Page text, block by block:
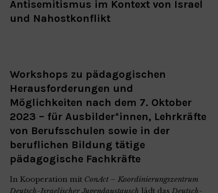
Antisemitismus im Kontext von Israel
und Nahostkonflikt
Workshops zu pädagogischen
Herausforderungen und
Möglichkeiten nach dem 7. Oktober
2023 – für Ausbilder*innen, Lehrkräfte
von Berufsschulen sowie in der
beruflichen Bildung tätige
pädagogische Fachkräfte
In Kooperation mit ConAct – Koordinierungszentrum
Deutsch-Israelischer Jugendaustausch lädt das Deutsch-